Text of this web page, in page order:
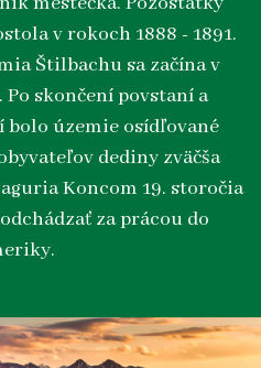
v rokoch 1888 - 1891.
Štilbachu sa začína v
skončení povstaní a
územie osídľované
dediny zväčša
Koncom 19. storočia
za prácou do